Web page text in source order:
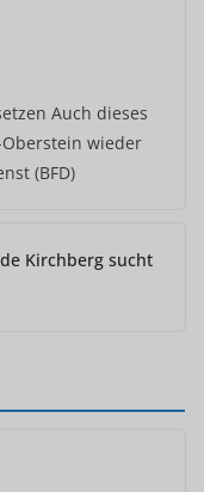
Auch dieses
wieder
(BFD)
Kirchberg sucht